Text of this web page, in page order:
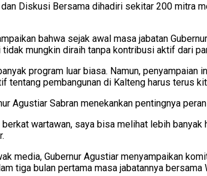
dan Diskusi Bersama dihadiri sekitar 200 mitra
bahwa sejak awal masa jabatan
tidak mungkin diraih tanpa kontribusi aktif dari
program luar biasa. Namun,
tentang pembangunan di Kalteng harus terus
Agustiar Sabran menekankan pentingnya
berkat wartawan, saya bisa melihat lebih
media, Gubernur Agustiar menyampaikan
tiga bulan pertama masa jabatannya